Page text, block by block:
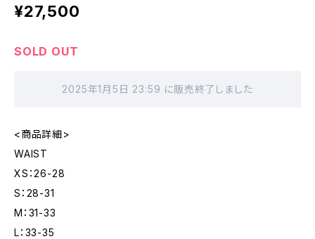
¥27,500
SOLD OUT
2025年1月5日 23:59 に販売終了しました
<商品詳細>
WAIST
XS：26-28
S：28-31
M：31-33
L：33-35